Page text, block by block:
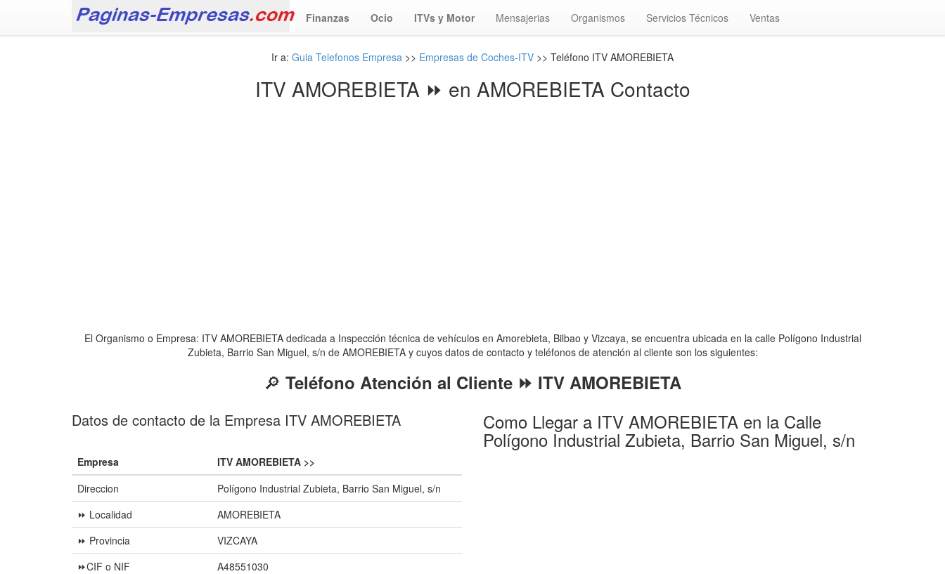
Finanzas Ocio ITVs y Motor Mensajerias Organismos Servicios Técnicos Ventas
Ir a: Guia Telefonos Empresa >> Empresas de Coches-ITV >> Teléfono ITV AMOREBIETA
ITV AMOREBIETA ⏩ en AMOREBIETA Contacto
El Organismo o Empresa: ITV AMOREBIETA dedicada a Inspección técnica de vehículos en Amorebieta, Bilbao y Vizcaya, se encuentra ubicada en la calle Polígono Industrial
Zubieta, Barrio San Miguel, s/n de AMOREBIETA y cuyos datos de contacto y teléfonos de atención al cliente son los siguientes:
🔎 Teléfono Atención al Cliente ⏩ ITV AMOREBIETA
Datos de contacto de la Empresa ITV AMOREBIETA
Empresa
ITV AMOREBIETA >>
Direccion
Polígono Industrial Zubieta, Barrio San Miguel, s/n
⏩ Localidad
AMOREBIETA
⏩ Provincia
VIZCAYA
⏩CIF o NIF
A48551030
Como Llegar a ITV AMOREBIETA en la Calle
Polígono Industrial Zubieta, Barrio San Miguel, s/n